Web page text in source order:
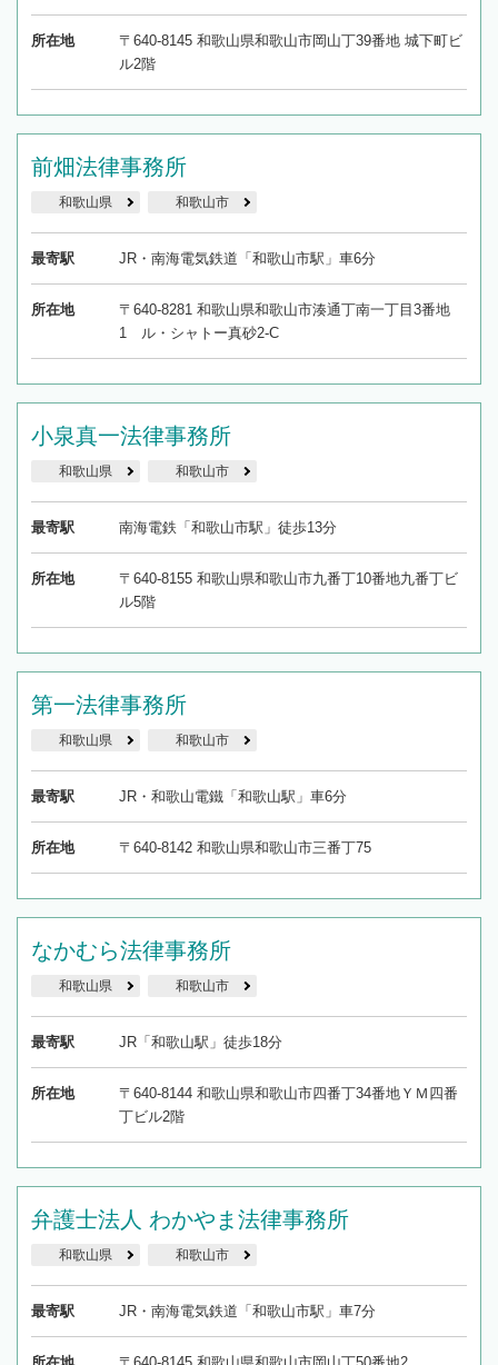
所在地
〒640-8145 和歌山県和歌山市岡山丁39番地 城下町ビ
ル2階
前畑法律事務所
和歌山県 和歌山市
最寄駅 JR・南海電気鉄道「和歌山市駅」車6分
所在地
〒640-8281 和歌山県和歌山市湊通丁南一丁目3番地
1 ル・シャトー真砂2-C
小泉真一法律事務所
和歌山県 和歌山市
最寄駅 南海電鉄「和歌山市駅」徒歩13分
所在地
〒640-8155 和歌山県和歌山市九番丁10番地九番丁ビ
ル5階
第一法律事務所
和歌山県 和歌山市
最寄駅 JR・和歌山電鐵「和歌山駅」車6分
所在地 〒640-8142 和歌山県和歌山市三番丁75
なかむら法律事務所
和歌山県 和歌山市
最寄駅 JR「和歌山駅」徒歩18分
所在地
〒640-8144 和歌山県和歌山市四番丁34番地ＹＭ四番
丁ビル2階
弁護士法人 わかやま法律事務所
和歌山県 和歌山市
最寄駅 JR・南海電気鉄道「和歌山市駅」車7分